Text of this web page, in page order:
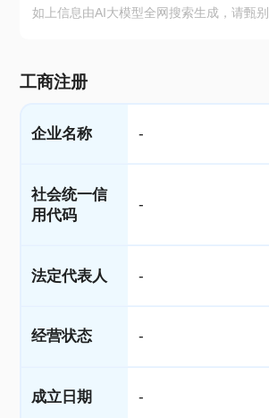
如上信息由AI大模型全网搜索生成，请甄
工商注册
企业名称 -
社会统一信
用代码
-
法定代表人 -
经营状态 -
成立日期 -